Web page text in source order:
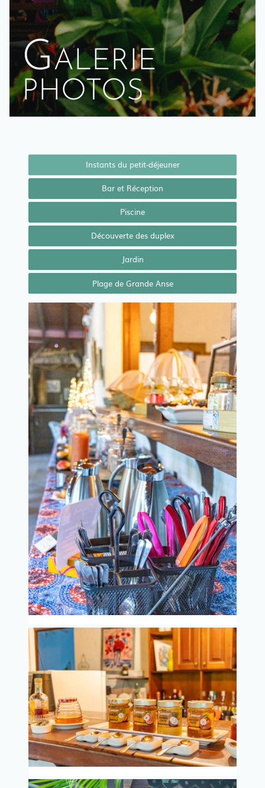
Galerie
photos
Instants du petit-déjeuner
Bar et Réception
Piscine
Découverte des duplex
Jardin
Plage de Grande Anse